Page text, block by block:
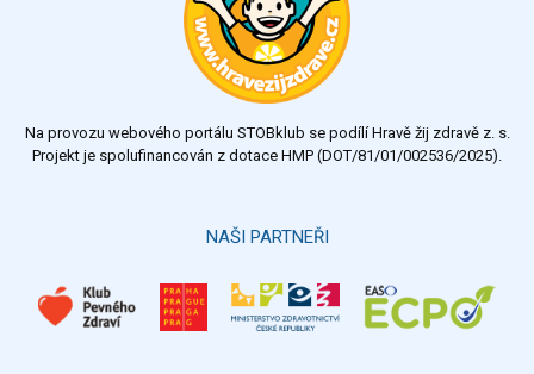
Na provozu webového portálu STOBklub se podílí Hravě žij zdravě z. s.
Projekt je spolufinancován z dotace HMP (DOT/81/01/002536/2025).
NAŠI PARTNEŘI